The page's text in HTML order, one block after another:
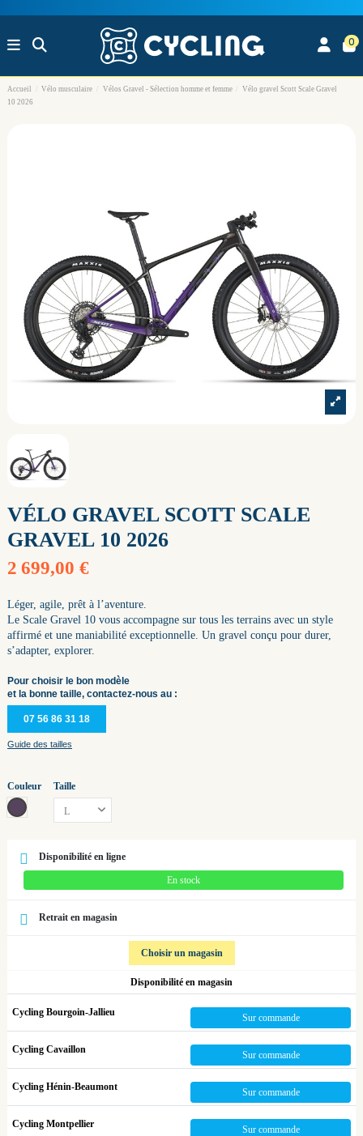
0
Accueil Vélo musculaire Vélos Gravel - Sélection homme et femme
Vélo gravel Scott Scale Gravel
10 2026
VÉLO GRAVEL SCOTT SCALE
GRAVEL 10 2026
2 699,00 €
Léger, agile, prêt à l’aventure.
Le Scale Gravel 10 vous accompagne sur tous les terrains avec un style
affirmé et une maniabilité exceptionnelle. Un gravel conçu pour durer,
s’adapter, explorer.
Pour choisir le bon modèle
et la bonne taille, contactez-nous au :
07 56 86 31 18
Guide des tailles
Couleur
carbon black/indigo purple
Taille
Disponibilité en ligne
En stock
Retrait en magasin
Choisir un magasin
Disponibilité en magasin
Cycling Bourgoin-Jallieu Sur commande
Cycling Cavaillon Sur commande
Cycling Hénin-Beaumont Sur commande
Cycling Montpellier Sur commande